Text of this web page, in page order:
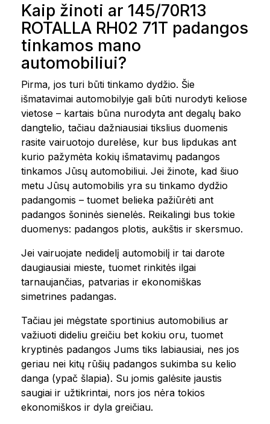
Kaip žinoti ar 145/70R13
ROTALLA RH02 71T padangos
tinkamos mano
automobiliui?
Pirma, jos turi būti tinkamo dydžio. Šie
išmatavimai automobilyje gali būti nurodyti keliose
vietose – kartais būna nurodyta ant degalų bako
dangtelio, tačiau dažniausiai tikslius duomenis
rasite vairuotojo durelėse, kur bus lipdukas ant
kurio pažymėta kokių išmatavimų padangos
tinkamos Jūsų automobiliui. Jei žinote, kad šiuo
metu Jūsų automobilis yra su tinkamo dydžio
padangomis – tuomet belieka pažiūrėti ant
padangos šoninės sienelės. Reikalingi bus tokie
duomenys: padangos plotis, aukštis ir skersmuo.
Jei vairuojate nedidelį automobilį ir tai darote
daugiausiai mieste, tuomet rinkitės ilgai
tarnaujančias, patvarias ir ekonomiškas
simetrines padangas.
Tačiau jei mėgstate sportinius automobilius ar
važiuoti dideliu greičiu bet kokiu oru, tuomet
kryptinės padangos Jums tiks labiausiai, nes jos
geriau nei kitų rūšių padangos sukimba su kelio
danga (ypač šlapia). Su jomis galėsite jaustis
saugiai ir užtikrintai, nors jos nėra tokios
ekonomiškos ir dyla greičiau.